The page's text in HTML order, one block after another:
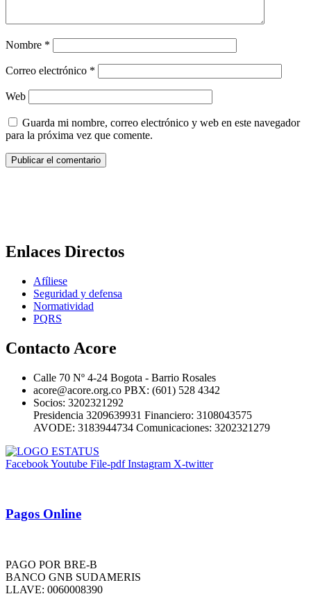
Nombre *
Correo electrónico *
Web
Guarda mi nombre, correo electrónico y web en este navegador
para la próxima vez que comente.
Enlaces Directos
Afíliese
Seguridad y defensa
Normatividad
PQRS
Contacto Acore
Calle 70 Nº 4-24 Bogota - Barrio Rosales
acore@acore.org.co PBX: (601) 528 4342
Socios: 3202321292
Presidencia 3209639931 Financiero: 3108043575
AVODE: 3183944734 Comunicaciones: 3202321279
FacebookYoutube File-pdf Instagram X-twitter
Pagos Online
PAGO POR BRE-B
BANCO GNB SUDAMERIS
LLAVE: 0060008390